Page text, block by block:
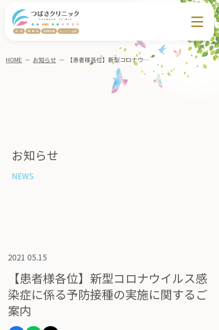
お知らせ
NEWS
HOME － お知らせ － 【患者様各位】新型コロナウイルス感染症に係る予防接種の実施に関するご案内
2021 05.15
【患者様各位】新型コロナウイルス感
染症に係る予防接種の実施に関するご
案内